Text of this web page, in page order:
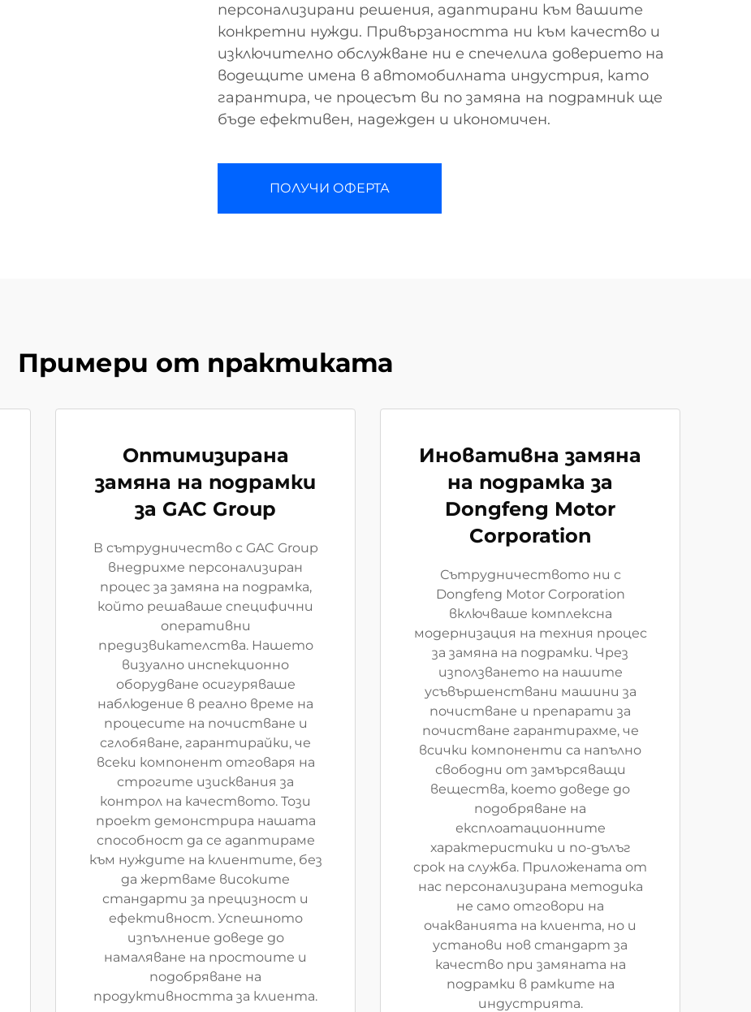
персонализирани решения, адаптирани към вашите
конкретни нужди. Привързаността ни към качество и
изключително обслужване ни е спечелила доверието на
водещите имена в автомобилната индустрия, като
гарантира, че процесът ви по замяна на подрамник ще
бъде ефективен, надежден и икономичен.
ПОЛУЧИ ОФЕРТА
Примери от практиката
Оптимизирана
замяна на подрамки
за GAC Group
В сътрудничество с GAC Group
внедрихме персонализиран
процес за замяна на подрамка,
който решаваше специфични
оперативни
предизвикателства. Нашето
визуално инспекционно
оборудване осигуряваше
наблюдение в реално време на
процесите на почистване и
сглобяване, гарантирайки, че
всеки компонент отговаря на
строгите изисквания за
контрол на качеството. Този
проект демонстрира нашата
способност да се адаптираме
към нуждите на клиентите, без
да жертваме високите
стандарти за прецизност и
ефективност. Успешното
изпълнение доведе до
намаляване на простоите и
подобряване на
продуктивността за клиента.
Иновативна замяна
на подрамка за
Dongfeng Motor
Corporation
Сътрудничеството ни с
Dongfeng Motor Corporation
включваше комплексна
модернизация на техния процес
за замяна на подрамки. Чрез
използването на нашите
усъвършенствани машини за
почистване и препарати за
почистване гарантирахме, че
всички компоненти са напълно
свободни от замърсяващи
вещества, което доведе до
подобряване на
експлоатационните
характеристики и по-дълъг
срок на служба. Приложената от
нас персонализирана методика
не само отговори на
очакванията на клиента, но и
установи нов стандарт за
качество при замяната на
подрамки в рамките на
индустрията.